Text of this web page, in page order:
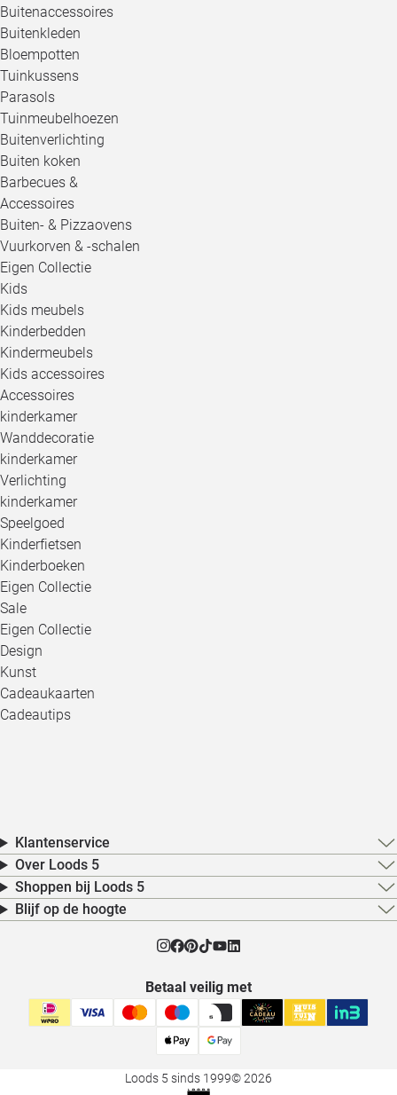
Buitenaccessoires
Buitenkleden
Bloempotten
Tuinkussens
Parasols
Tuinmeubelhoezen
Buitenverlichting
Buiten koken
Barbecues &
Accessoires
Buiten- & Pizzaovens
Vuurkorven & -schalen
Eigen Collectie
Kids
Kids meubels
Kinderbedden
Kindermeubels
Kids accessoires
Accessoires
kinderkamer
Wanddecoratie
kinderkamer
Verlichting
kinderkamer
Speelgoed
Kinderfietsen
Kinderboeken
Eigen Collectie
Sale
Eigen Collectie
Design
Kunst
Cadeaukaarten
Cadeautips
Klantenservice
Over Loods 5
Shoppen bij Loods 5
Blijf op de hoogte
Betaal veilig met
Loods 5 sinds 1999© 2026